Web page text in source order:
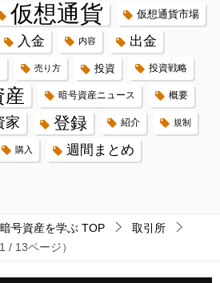
仮想通貨 仮想通貨市場
入金 内容 出金
売り方 投資 投資戦略
産 暗号資産ニュース 概要
家 登録 紹介 規制
購入 週間まとめ
号資産を学ぶ TOP
取引所
/ 13ページ）